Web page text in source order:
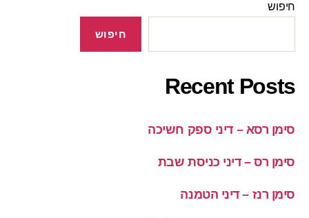
חיפוש
חיפוש
Recent Posts
סימן רסא – דיני ספק חשיכה
סימן רס – דיני כניסת שבת
סימן רנז – דיני הטמנה